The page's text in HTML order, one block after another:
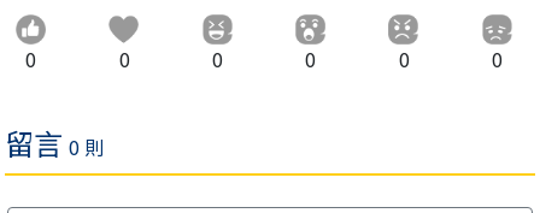
0 0 0 0 0 0